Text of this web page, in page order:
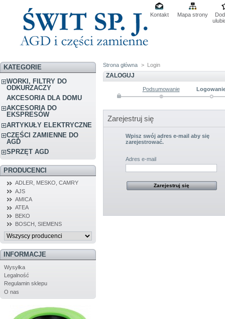
Kontakt Mapa strony
KATEGORIE
WORKI, FILTRY DO
ODKURZACZY
AKCESORIA DLA DOMU
AKCESORIA DO
EKSPRESÓW
ARTYKUŁY ELEKTRYCZNE
CZĘŚCI ZAMIENNE DO
AGD
SPRZĘT AGD
PRODUCENCI
ADLER, MESKO, CAMRY
AJS
AMICA
ATEA
BEKO
BOSCH, SIEMENS
INFORMACJE
Wysyłka
Legalność
Regulamin sklepu
O nas
Strona główna > Login
ZALOGUJ
Podsumowanie
Zarejestruj się
Wpisz swój adres e-mail aby się
zarejestrować.
Adres e-mail